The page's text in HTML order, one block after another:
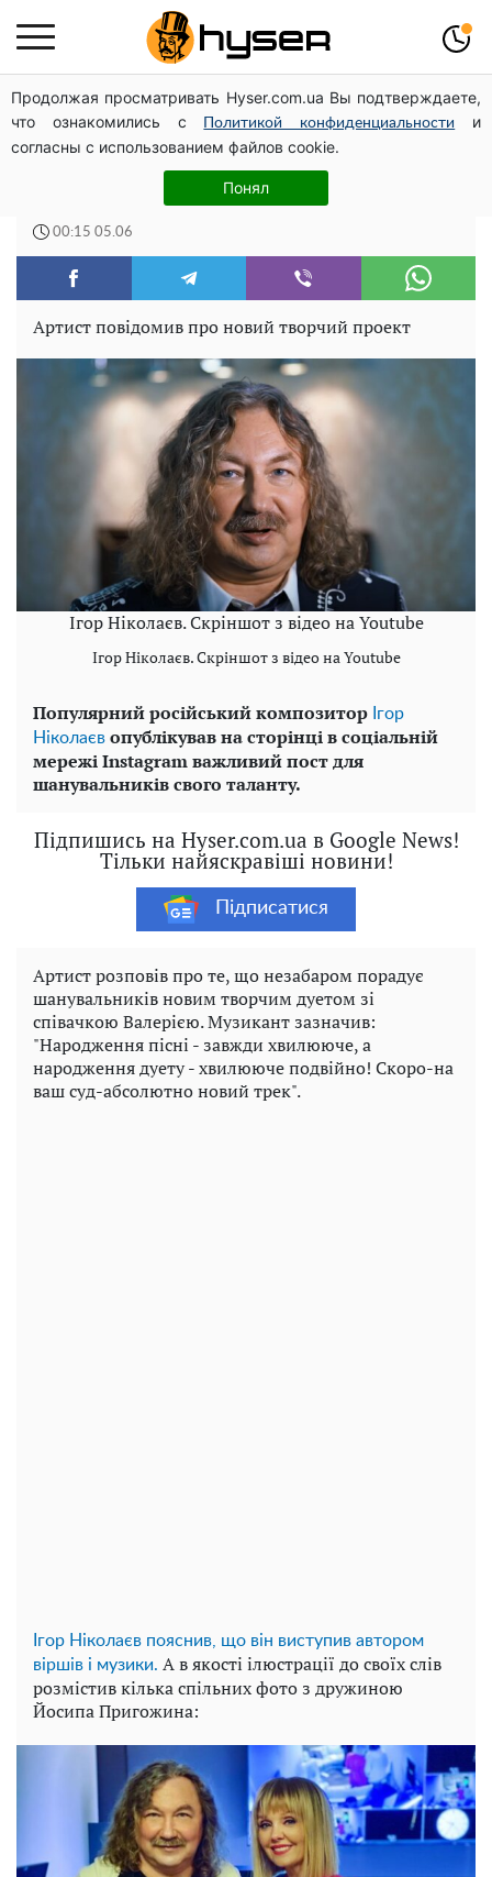
Продолжая просматривать Hyser.com.ua Вы подтверждаете,
что ознакомились с
Политикой конфиденциальности
и
согласны с использованием файлов cookie.
Понял
Чи може Поштова площа стати головною точкою
входу до історичного Києва
Опухлий Ігор Ніколаєв здивував своєю
00:15 05.06
Артист повідомив про новий творчий проект
Ігор Ніколаєв. Скріншот з відео на Youtube
Ігор Ніколаєв. Скріншот з відео на Youtube
Популярний російський композитор Ігор
Ніколаєв опублікував на сторінці в соціальній
мережі Instagram важливий пост для
шанувальників свого таланту.
Підпишись на Hyser.com.ua в Google News!
Тільки найяскравіші новини!
Підписатися
Артист розповів про те, що незабаром порадує
шанувальників новим творчим дуетом зі
співачкою Валерією. Музикант зазначив:
"Народження пісні - завжди хвилююче, а
народження дуету - хвилююче подвійно! Скоро-на
ваш суд-абсолютно новий трек".
Ігор Ніколаєв пояснив, що він виступив автором
віршів і музики. А в якості ілюстрації до своїх слів
розмістив кілька спільних фото з дружиною
Йосипа Пригожина: